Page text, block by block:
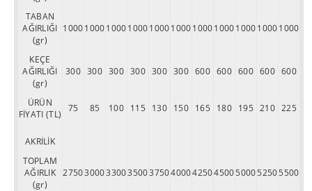
TABAN
AĞIRLIĞI
(gr)
10001000100010001000100010001000100010001000
KEÇE
AĞIRLIĞI
(gr)
300 300 300 300 300 300 600 600 600 600 600
ÜRÜN
FİYATI (TL)
75 85 100 115 130 150 165 180 195 210 225
AKRİLİK
TOPLAM
AĞIRLIK
(gr)
27503000330035003750400042504500500052505500